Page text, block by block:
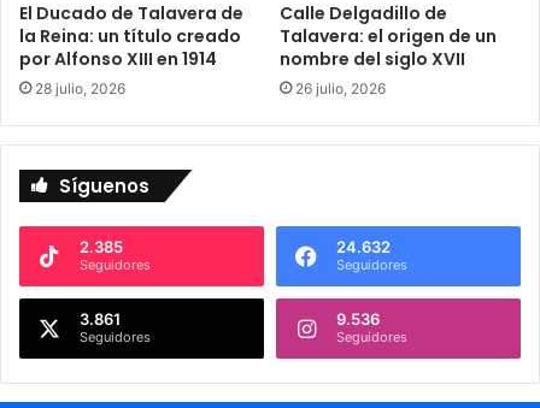
s
t
e
x
i
c
c
ó
o
h
El Ducado de Talavera de
la Reina: un título creado
por Alfonso XIII en 1914
28 julio, 2026
Calle Delgadillo de
Talavera: el origen de un
nombre del siglo XVII
26 julio, 2026
Síguenos
2.385
Seguidores
24.632
Seguidores
3.861
Seguidores
9.536
Seguidores